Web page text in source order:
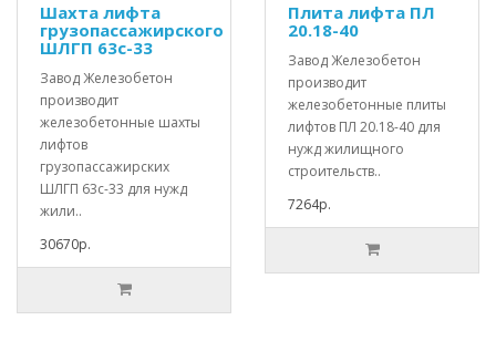
Шахта лифта
грузопассажирского
ШЛГП 63с-33
Завод Железобетон
производит
железобетонные шахты
лифтов
грузопассажирских
ШЛГП 63с-33 для нужд
жили..
30670р.
Плита лифта ПЛ
20.18-40
Завод Железобетон
производит
железобетонные плиты
лифтов ПЛ 20.18-40 для
нужд жилищного
строительств..
7264р.